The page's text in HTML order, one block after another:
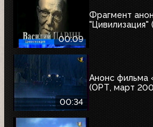
00:09
Фрагмент
00:34
Анонс фильма
(ОРТ, март